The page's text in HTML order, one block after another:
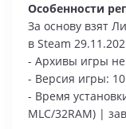
Особенности
За основу взят
в Steam
- Архивы игры
- Версия игры:
- Время
MLC/32RAM) |